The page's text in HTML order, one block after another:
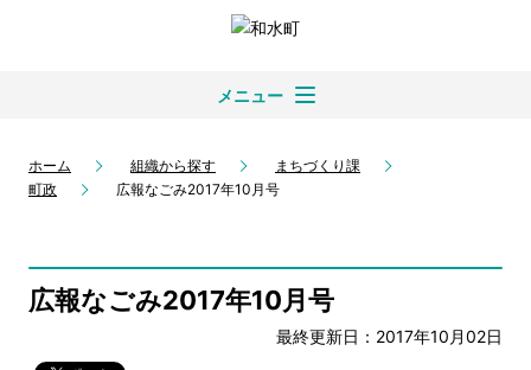
メニュー
ホーム 組織から探す
まちづくり課
町政
広報なごみ2017年10月号
広報なごみ2017年10月号
最終更新日：2017年10月02日